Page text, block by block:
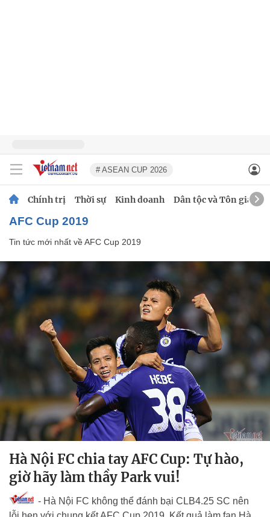
# ASEAN CUP 2026
Chính trị Thời sự Kinh doanh Dân tộc và Tôn giáo
AFC Cup 2019
Tin tức mới nhất vềAFC Cup 2019
Hà Nội FC chia tay AFC Cup: Tự hào,
giờ hãy làm thầy Park vui!
- Hà Nội FC không thể đánh bại CLB4.25 SC nên